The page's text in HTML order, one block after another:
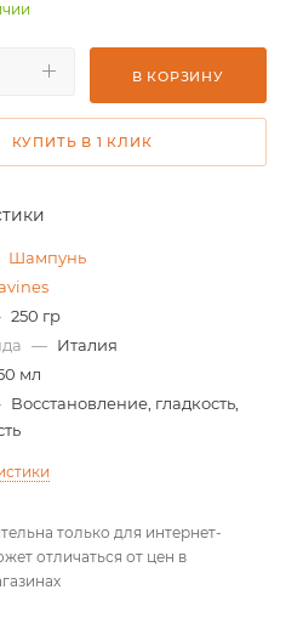
В КОРЗИНУ
КУПИТЬ В 1 КЛИК
Шампунь
250 гр
— Италия
мл
Восстановление, гладкость,
только для интернет-
отличаться от цен в